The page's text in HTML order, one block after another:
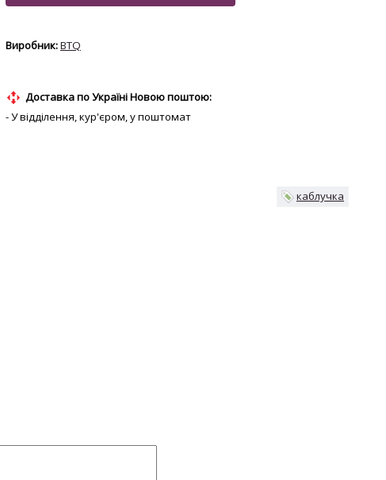
BTQ
Доставка по Україні Новою поштою:
- У відділення, кур'єром, у поштомат
каблучка